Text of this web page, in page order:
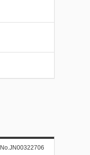
No.JN00322706